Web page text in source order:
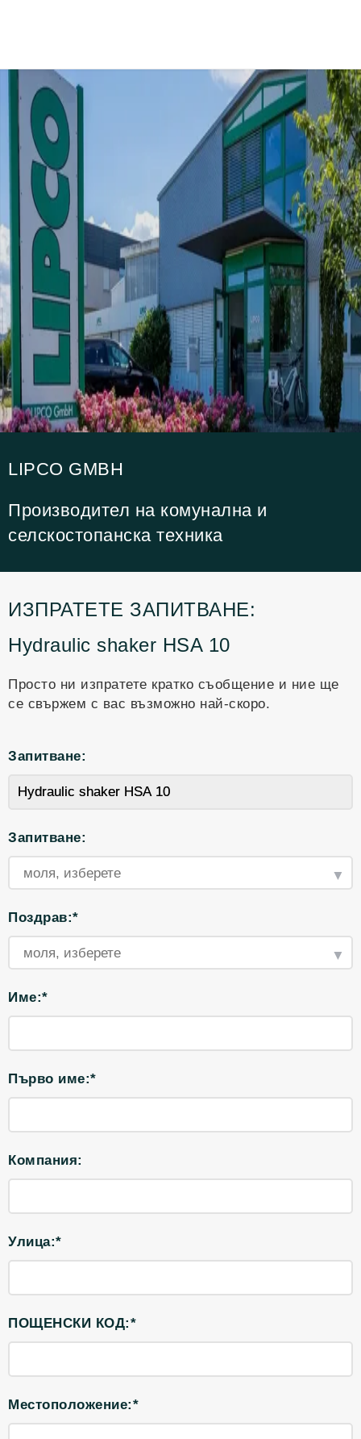
LIPCO GMBH
Производител на комунална и
селскостопанска техника
ИЗПРАТЕТЕ ЗАПИТВАНЕ:
Hydraulic shaker HSA 10
Просто ни изпратете кратко съобщение и ние ще
се свържем с вас възможно най-скоро.
Запитване:
Запитване:
Поздрав:*
Име:*
Първо име:*
Компания:
Улица:*
ПОЩЕНСКИ КОД:*
Местоположение:*